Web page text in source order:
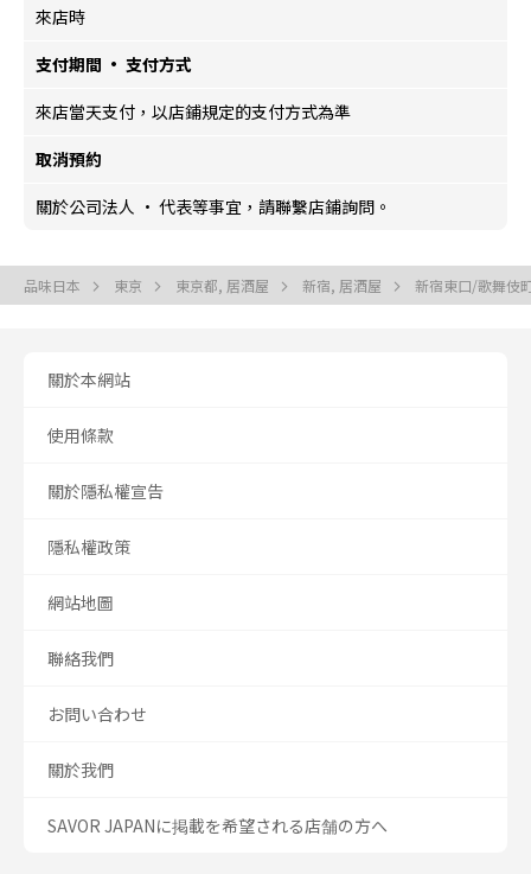
來店時
支付期間 · 支付方式
來店當天支付，以店鋪規定的支付方式為準
取消預約
關於公司法人 · 代表等事宜，請聯繫店鋪詢問。
品味日本 東京 東京都, 居酒屋 新宿, 居酒屋 新宿東口/歌舞伎
關於本網站
使用條款
關於隱私權宣告
隱私權政策
網站地圖
聯絡我們
お問い合わせ
關於我們
SAVOR JAPANに掲載を希望される店舗の方へ